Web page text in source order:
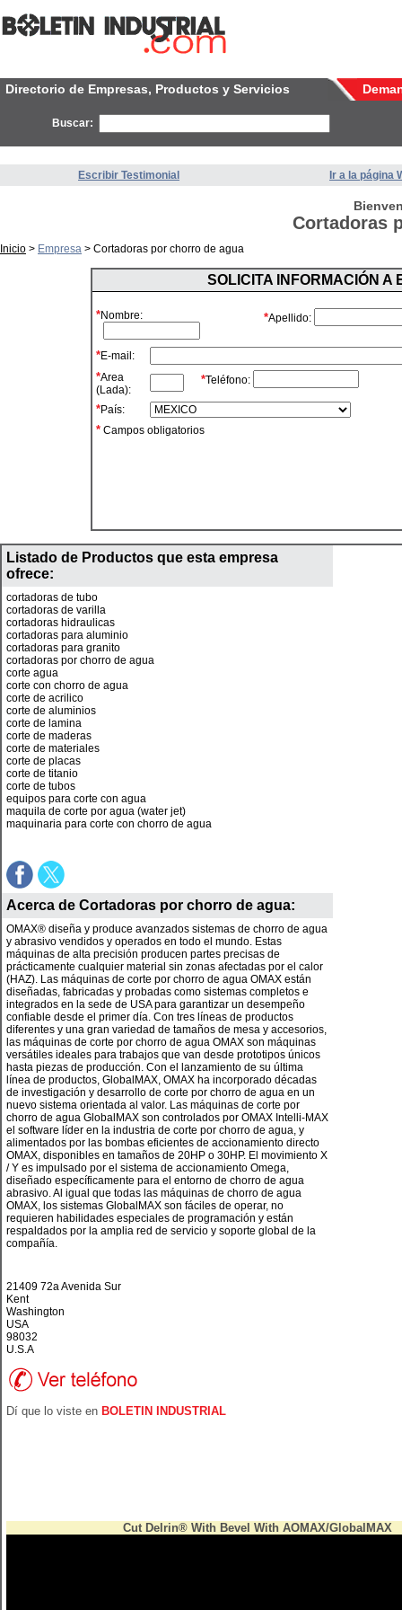
Directorio de Empresas, Productos y Servicios
Buscar:
Escribir Testimonial Ir a la página
Cortadoras
Inicio > Empresa > Cortadoras por chorro de agua
SOLICITA INFORMACIÓN A
*Nombre: *Apellido:
*E-mail:
*Area
(Lada):
*Teléfono:
*País:
*Campos obligatorios
Listado de Productos que esta empresa
ofrece:
cortadoras de tubo
cortadoras de varilla
cortadoras hidraulicas
cortadoras para aluminio
cortadoras para granito
cortadoras por chorro de agua
corte agua
corte con chorro de agua
corte de acrilico
corte de aluminios
corte de lamina
corte de maderas
corte de materiales
corte de placas
corte de titanio
corte de tubos
equipos para corte con agua
maquila de corte por agua (water jet)
maquinaria para corte con chorro de agua
Acerca de Cortadoras por chorro de agua:
OMAX® diseña y produce avanzados sistemas de chorro de agua
y abrasivo vendidos y operados en todo el mundo. Estas
máquinas de alta precisión producen partes precisas de
prácticamente cualquier material sin zonas afectadas por el calor
(HAZ). Las máquinas de corte por chorro de agua OMAX están
diseñadas, fabricadas y probadas como sistemas completos e
integrados en la sede de USA para garantizar un desempeño
confiable desde el primer día. Con tres líneas de productos
diferentes y una gran variedad de tamaños de mesa y accesorios,
las máquinas de corte por chorro de agua OMAX son máquinas
versátiles ideales para trabajos que van desde prototipos únicos
hasta piezas de producción. Con el lanzamiento de su última
línea de productos, GlobalMAX, OMAX ha incorporado décadas
de investigación y desarrollo de corte por chorro de agua en un
nuevo sistema orientada al valor. Las máquinas de corte por
chorro de agua GlobalMAX son controlados por OMAX Intelli-MAX
el software líder en la industria de corte por chorro de agua, y
alimentados por las bombas eficientes de accionamiento directo
OMAX, disponibles en tamaños de 20HP o 30HP. El movimiento X
/ Y es impulsado por el sistema de accionamiento Omega,
diseñado específicamente para el entorno de chorro de agua
abrasivo. Al igual que todas las máquinas de chorro de agua
OMAX, los sistemas GlobalMAX son fáciles de operar, no
requieren habilidades especiales de programación y están
respaldados por la amplia red de servicio y soporte global de la
compañía.
21409 72a Avenida Sur
Kent
Washington
USA
98032
U.S.A
Dí que lo viste en BOLETIN INDUSTRIAL
Cut Delrin® With Bevel With AOMAX/GlobalMAX